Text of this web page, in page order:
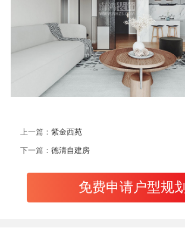
上一篇： 紫金西苑
下一篇： 德清自建房
免费申请户型规划